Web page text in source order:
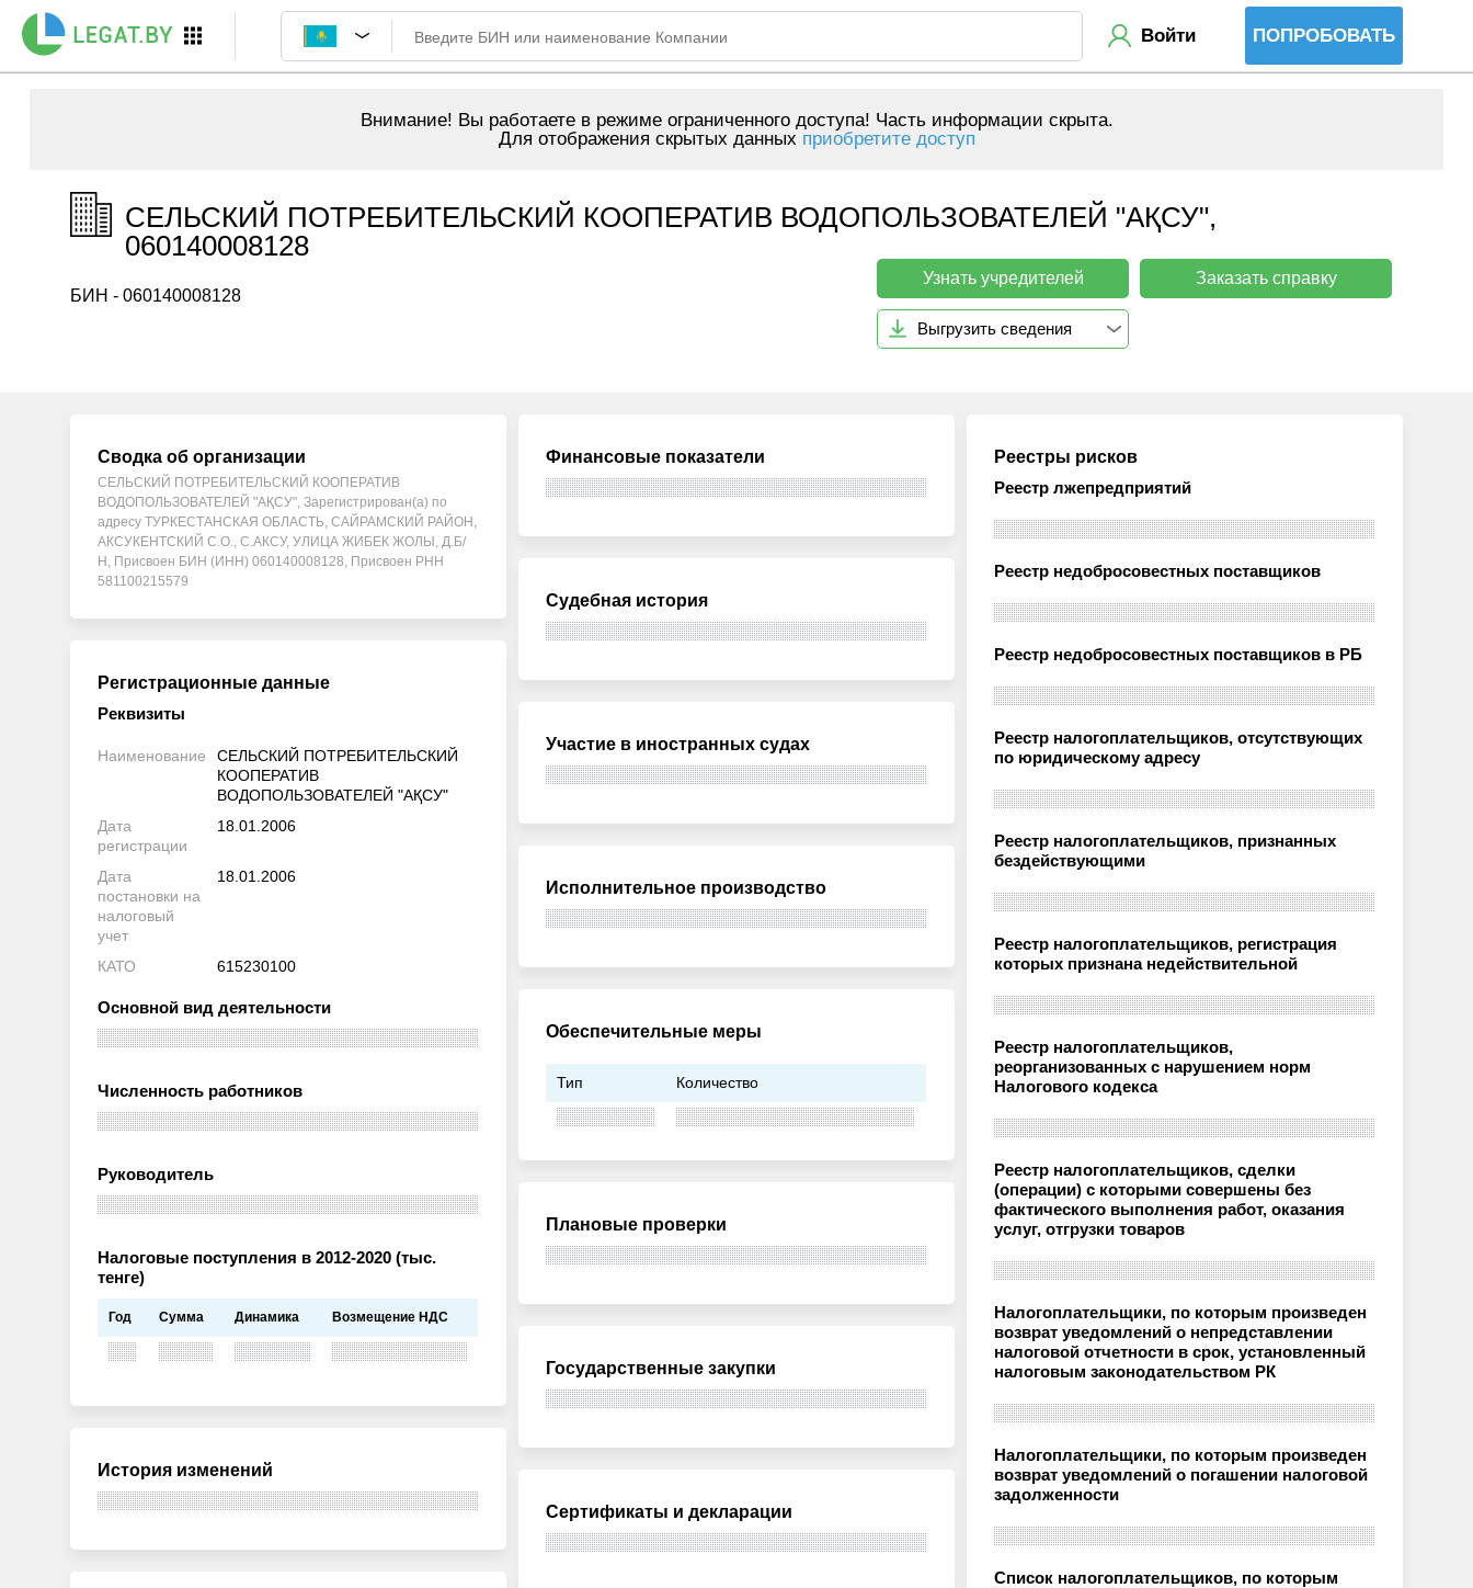
Войти ПОПРОБОВАТЬ
Внимание! Вы работаете в режиме ограниченного доступа! Часть информации скрыта.
Для отображения скрытых данных приобретите доступ
СЕЛЬСКИЙ ПОТРЕБИТЕЛЬСКИЙ КООПЕРАТИВ ВОДОПОЛЬЗОВАТЕЛЕЙ "АҚСУ",
060140008128
БИН - 060140008128
Узнать учредителей Заказать справку
Выгрузить сведения
Сводка об организации
СЕЛЬСКИЙ ПОТРЕБИТЕЛЬСКИЙ КООПЕРАТИВ
ВОДОПОЛЬЗОВАТЕЛЕЙ "АҚСУ", Зарегистрирован(а) по
адресу ТУРКЕСТАНСКАЯ ОБЛАСТЬ, САЙРАМСКИЙ РАЙОН,
АКСУКЕНТСКИЙ С.О., С.АКСУ, УЛИЦА ЖИБЕК ЖОЛЫ, Д.Б/
Н, Присвоен БИН (ИНН) 060140008128, Присвоен РНН
581100215579
Регистрационные данные
Реквизиты
Наименование
СЕЛЬСКИЙ ПОТРЕБИТЕЛЬСКИЙ
КООПЕРАТИВ
ВОДОПОЛЬЗОВАТЕЛЕЙ "АҚСУ"
Дата
регистрации
18.01.2006
Дата
постановки на
налоговый
учет
18.01.2006
КАТО 615230100
Основной вид деятельности
Численность работников
Руководитель
Налоговые поступления в 2012-2020 (тыс.
тенге)
Год Сумма Динамика Возмещение НДС
История изменений
Финансовые показатели
Судебная история
Участие в иностранных судах
Исполнительное производство
Обеспечительные меры
Тип Количество
Плановые проверки
Государственные закупки
Сертификаты и декларации
Реестры рисков
Реестр лжепредприятий
Реестр недобросовестных поставщиков
Реестр недобросовестных поставщиков в РБ
Реестр налогоплательщиков, отсутствующих
по юридическому адресу
Реестр налогоплательщиков, признанных
бездействующими
Реестр налогоплательщиков, регистрация
которых признана недействительной
Реестр налогоплательщиков,
реорганизованных с нарушением норм
Налогового кодекса
Реестр налогоплательщиков, сделки
(операции) с которыми совершены без
фактического выполнения работ, оказания
услуг, отгрузки товаров
Налогоплательщики, по которым произведен
возврат уведомлений о непредставлении
налоговой отчетности в срок, установленный
налоговым законодательством РК
Налогоплательщики, по которым произведен
возврат уведомлений о погашении налоговой
задолженности
Список налогоплательщиков, по которым